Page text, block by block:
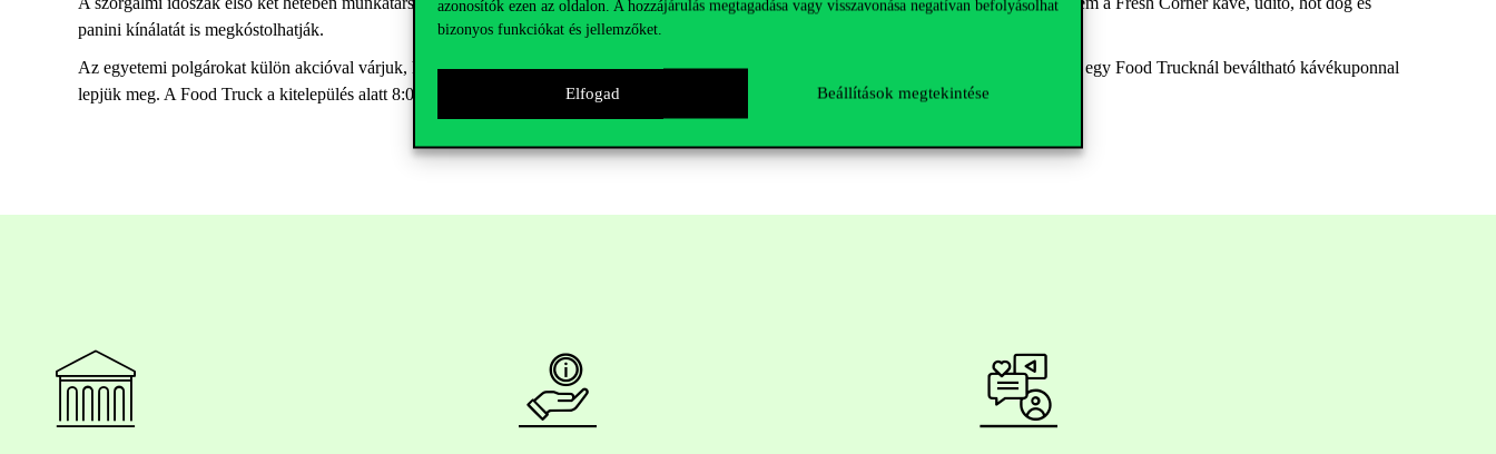
azonosítók ezen az oldalon. A hozzájárulás megtagadása vagy visszavonása negatívan befolyásolhat
bizonyos funkciókat és jellemzőket.
Elfogad Beállítások megtekintése
panini kínálatát is megkóstolhatják.
Az egyetemi polgárokat külön akcióval várjuk, hiszen aki 5000 forint felett vásárol egyetemi logóval ellátott terméket Campus Nyomdában, azt egy Food Trucknál beváltható kávékuponnal
lepjük meg. A Food Truck a kitelepülés alatt 8:00 és 18:00 óra között tart nyitva.